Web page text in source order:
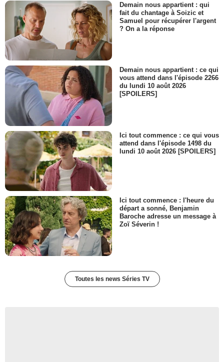
Demain nous appartient : qui
fait du chantage à Soizic et
Samuel pour récupérer l'argent
? On a la réponse
Demain nous appartient : ce qui
vous attend dans l'épisode 2266
du lundi 10 août 2026
[SPOILERS]
Ici tout commence : ce qui vous
attend dans l'épisode 1498 du
lundi 10 août 2026 [SPOILERS]
Ici tout commence : l'heure du
départ a sonné, Benjamin
Baroche adresse un message à
Zoï Séverin !
Toutes les news Séries TV